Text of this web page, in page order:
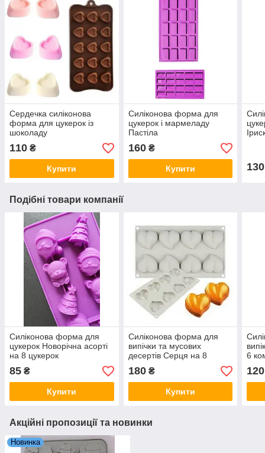
Сердечка силіконова
форма для цукерок із
шоколаду
110 ₴
Купити
Силіконова форма для
цукерок і мармеладу
Пастіла
160₴
Купити 130
Подібні товари компанії
Силіконова форма для
цукерок Новорічна асорті
на 8 цукерок
85 ₴
Купити
Силіконова форма для
випічки та мусових
десертів Серця на 8
180₴
Купити
6
120
Акційні пропозиції та новинки
Новинка